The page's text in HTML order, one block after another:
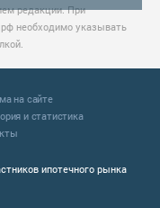
редакции. При
необходимо указывать
ипотечного рынка
на сайте
и статистика